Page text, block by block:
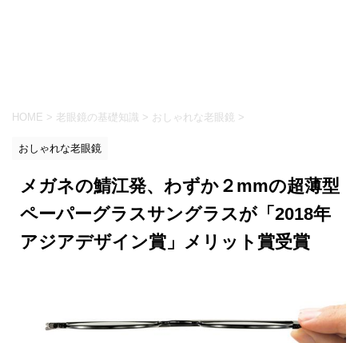
HOME > 老眼鏡の基礎知識 > おしゃれな老眼鏡 >
おしゃれな老眼鏡
メガネの鯖江発、わずか２mmの超薄型
ペーパーグラスサングラスが「2018年
アジアデザイン賞」メリット賞受賞